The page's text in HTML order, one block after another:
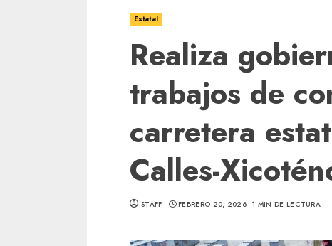
Estatal
Realiza
trabajos de
carretera
Calles-
STAFF FEBRERO 20, 2026 1 MIN DE LECTURA